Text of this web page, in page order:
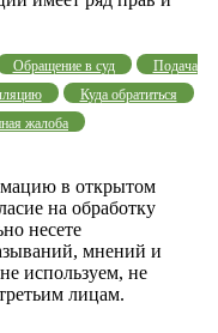
Обращение в суд
Подача
Куда обратиться
жалоба
в открытом
на обработку
несете
мнений и
используем, не
лицам.